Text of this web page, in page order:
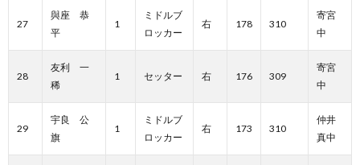
27
與座 恭
平
1
ミドルブ
ロッカー
右 178 310
寄宮
中
28
友利 一
稀
1 セッター 右 176 309
寄宮
中
29
宇良 公
旗
1
ミドルブ
ロッカー
右 173 310
仲井
真中